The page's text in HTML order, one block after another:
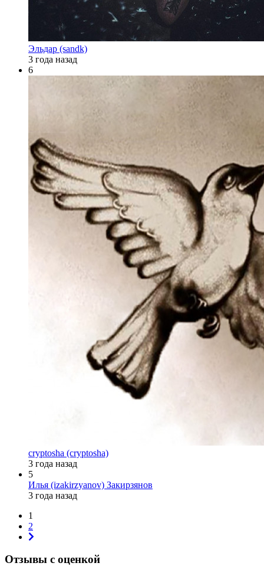
Эльдар (sandk)
3 года назад
6
cryptosha (cryptosha)
3 года назад
5
Илья (izakirzyanov) Закирзянов
3 года назад
1
2
Отзывы с оценкой